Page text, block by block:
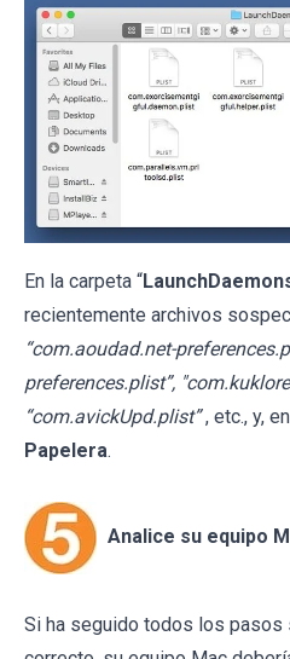
En la carpeta “
recientemente archivos
“com.aoudad.net-
preferences.plist”,
“com.avickUpd.plist” , etc., y,
Papelera.
Analice su equipo
Si ha seguido todos los pasos